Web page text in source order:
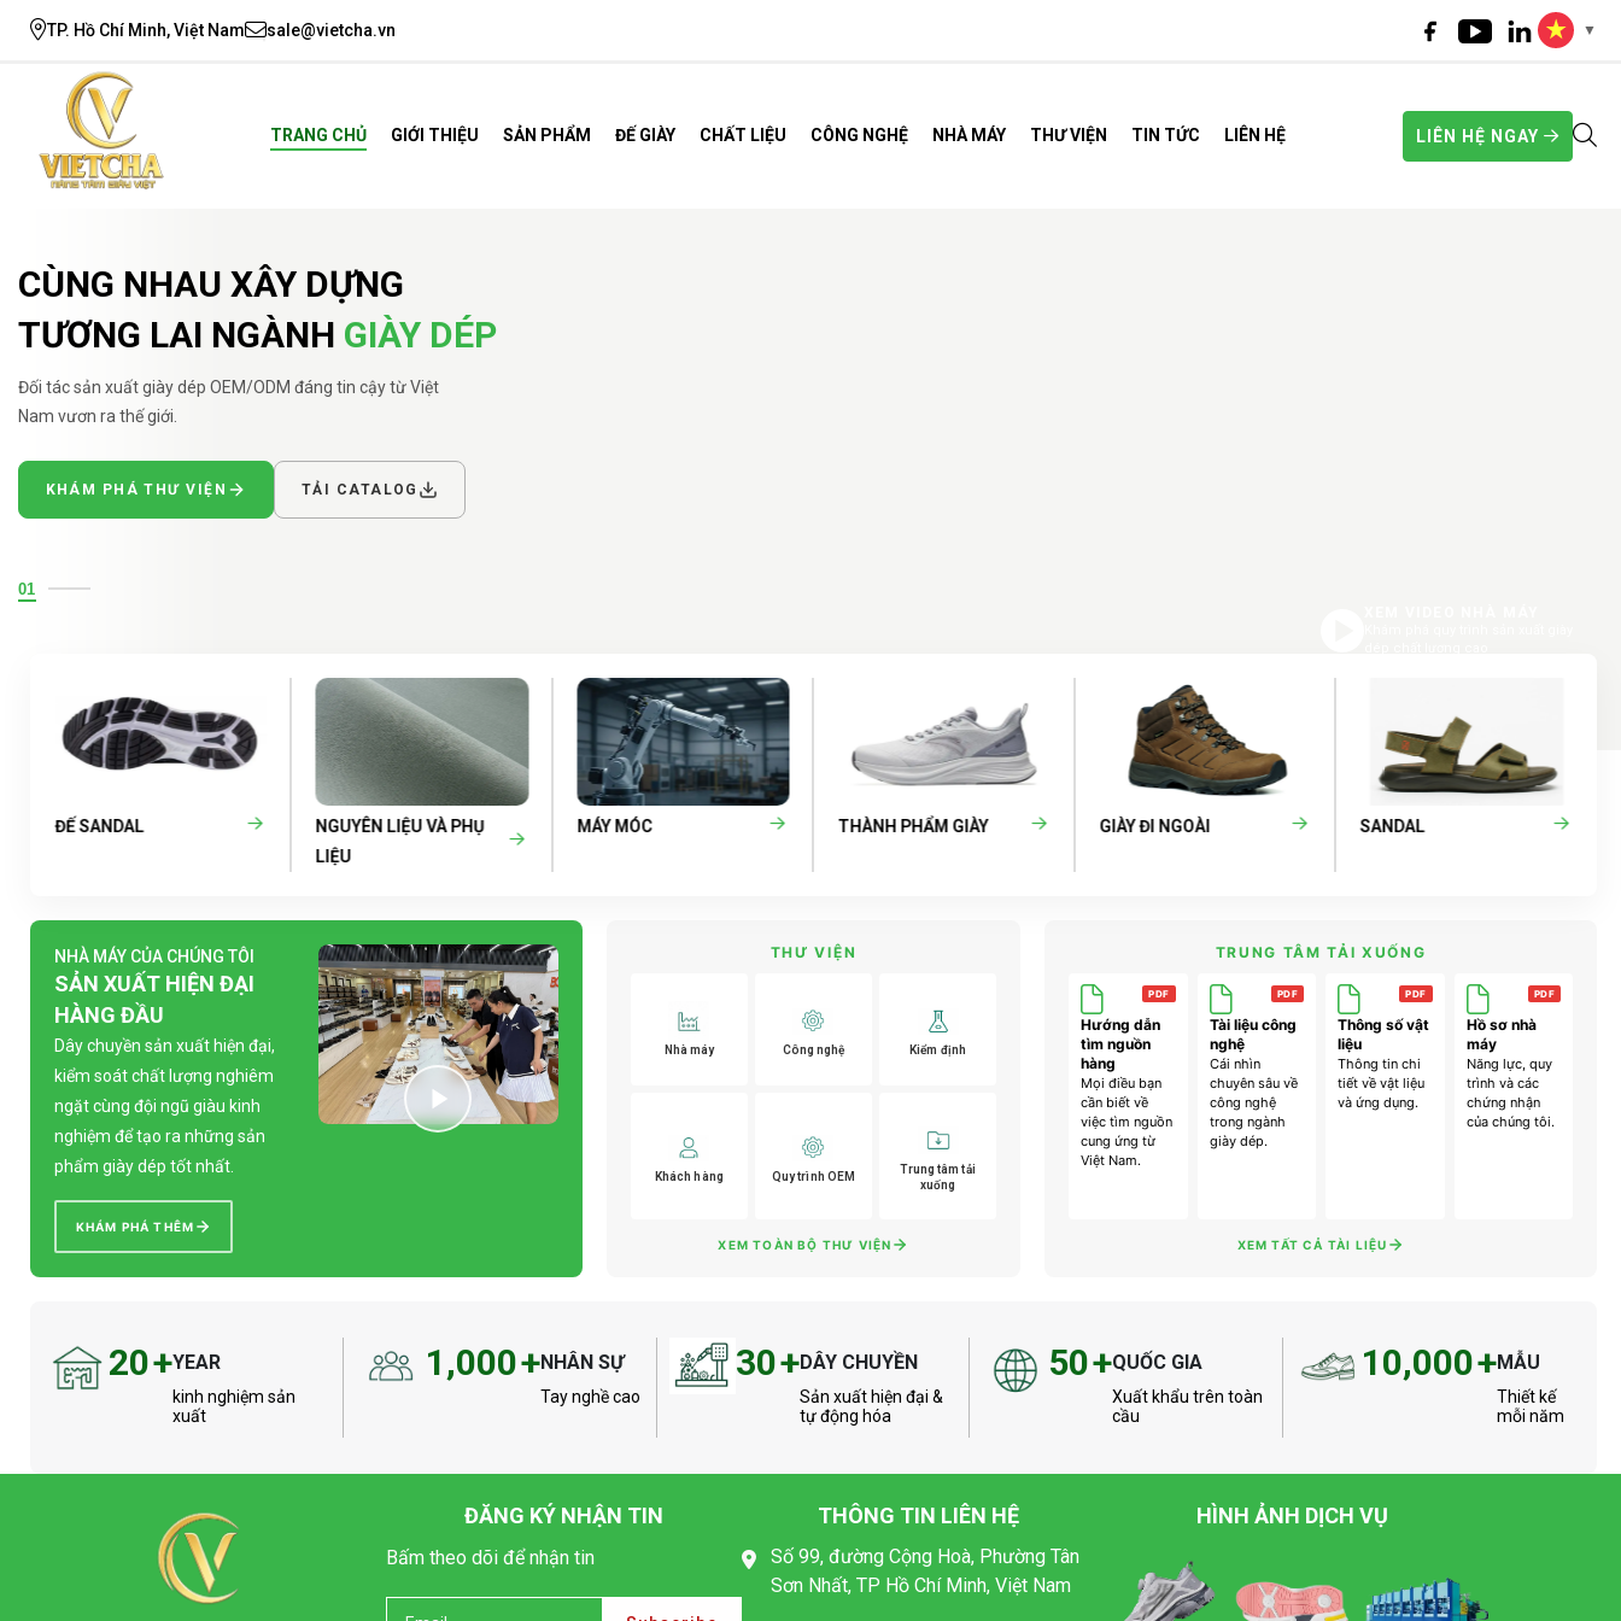
TP. Hồ Chí Minh, Việt Nam sale@vietcha.vn ▼
TRANG CHỦ GIỚI THIỆU SẢN PHẨM ĐẾ GIÀY CHẤT LIỆU CÔNG NGHỆ NHÀ MÁY THƯ VIỆN TIN TỨC LIÊN HỆ LIÊN HỆ NGAY
CÙNG NHAU XÂY DỰNG
TƯƠNG LAI NGÀNH GIÀY DÉP
Đối tác sản xuất giày dép OEM/ODM đáng tin cậy từ Việt
Nam vươn ra thế giới.
KHÁM PHÁ THƯ VIỆN TẢI CATALOG
01
ĐẾ SANDAL
NGUYÊN LIỆU VÀ PHỤ
LIỆU
MÁY MÓC THÀNH PHẨM GIÀY GIÀY ĐI NGOÀI SANDAL
NHÀ MÁY CỦA CHÚNG TÔI
SẢN XUẤT HIỆN ĐẠI
HÀNG ĐẦU
Dây chuyền sản xuất hiện đại,
kiểm soát chất lượng nghiêm
ngặt cùng đội ngũ giàu kinh
nghiệm để tạo ra những sản
phẩm giày dép tốt nhất.
KHÁM PHÁ THÊM
THƯ VIỆN
Nhà máy Công nghệ Kiểm định
Khách hàng Quy trình OEM
Trung tâm tải
xuống
XEM TOÀN BỘ THƯ VIỆN
TRUNG TÂM TẢI XUỐNG
PDF
Hướng dẫn
tìm nguồn
hàng
Mọi điều bạn
cần biết về
việc tìm nguồn
cung ứng từ
Việt Nam.
PDF
Tài liệu công
nghệ
Cái nhìn
chuyên sâu về
công nghệ
trong ngành
giày dép.
PDF
Thông số vật
liệu
Thông tin chi
tiết về vật liệu
và ứng dụng.
PDF
Hồ sơ nhà
máy
Năng lực, quy
trình và các
chứng nhận
của chúng tôi.
XEM TẤT CẢ TÀI LIỆU
20+YEAR
kinh nghiệm sản
xuất
1,000+NHÂN SỰ
Tay nghề cao
30+DÂY CHUYỀN
Sản xuất hiện đại &
tự động hóa
50+QUỐC GIA
Xuất khẩu trên toàn
cầu
10,000+MẪU
Thiết kế
mỗi năm
ĐĂNG KÝ NHẬN TIN
Bấm theo dõi để nhận tin
THÔNG TIN LIÊN HỆ
Số 99, đường Cộng Hoà, Phường Tân
Sơn Nhất, TP Hồ Chí Minh, Việt Nam
HÌNH ẢNH DỊCH VỤ